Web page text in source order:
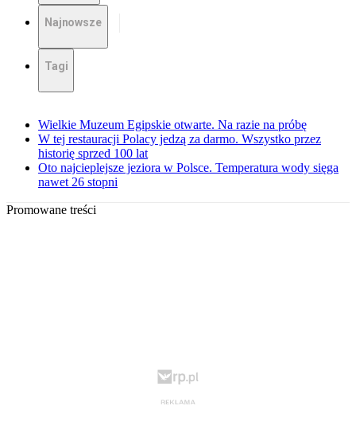
Najnowsze
Tagi
Wielkie Muzeum Egipskie otwarte. Na razie na próbę
W tej restauracji Polacy jedzą za darmo. Wszystko przez
historię sprzed 100 lat
Oto najcieplejsze jeziora w Polsce. Temperatura wody sięga
nawet 26 stopni
Promowane treści